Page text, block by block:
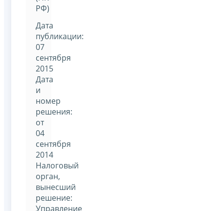
РФ)
Дата
публикации:
07
сентября
2015
Дата
и
номер
решения:
от
04
сентября
2014
Налоговый
орган,
вынесший
решение:
Управление